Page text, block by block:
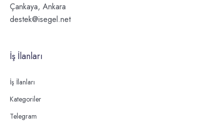
Çankaya, Ankara
destek@isegel.net
İş İlanları
İş İlanları
Kategoriler
Telegram